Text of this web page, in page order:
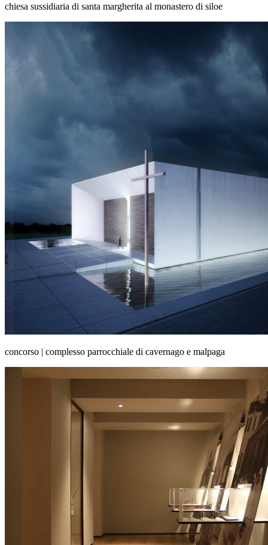
chiesa sussidiaria di santa margherita al monastero di siloe
concorso | complesso parrocchiale di cavernago e malpaga